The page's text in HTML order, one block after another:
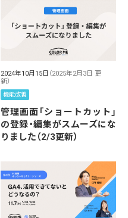
2024年10月15日 （2025年2月3日 更
新）
機能改善
管理画面「ショートカット」
の登録・編集がスムーズにな
りました（2/3更新）